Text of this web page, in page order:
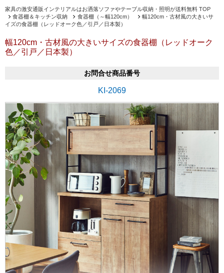
家具の激安通販インテリアルはお洒落ソファやテーブル収納・照明が送料無料 TOP
食器棚＆キッチン収納
食器棚（～幅120cm）
幅120cm・古材風の大きいサ
イズの食器棚（レッドオーク色／引戸／日本製）
幅120cm・古材風の大きいサイズの食器棚（レッドオーク
色／引戸／日本製）
お問合せ商品番号
KI-2069